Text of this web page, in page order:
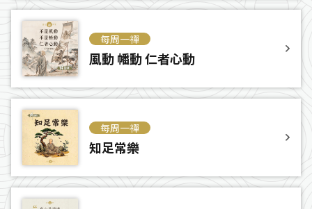
每周一禪
風動 幡動 仁者心動
每周一禪
知足常樂